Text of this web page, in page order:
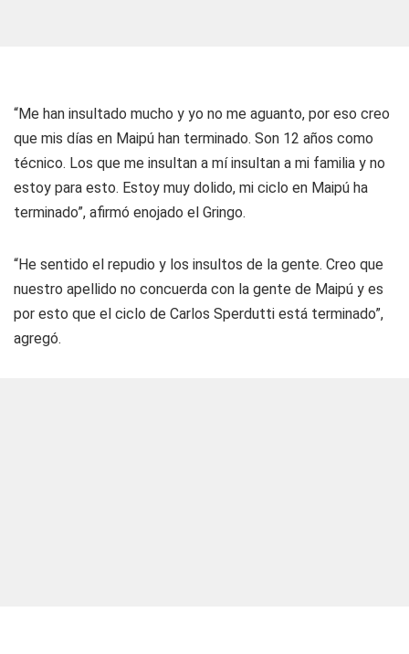
“Me han insultado mucho y yo no me aguanto, por eso creo
que mis días en Maipú han terminado. Son 12 años como
técnico. Los que me insultan a mí insultan a mi familia y no
estoy para esto. Estoy muy dolido, mi ciclo en Maipú ha
terminado”, afirmó enojado el Gringo.
“He sentido el repudio y los insultos de la gente. Creo que
nuestro apellido no concuerda con la gente de Maipú y es
por esto que el ciclo de Carlos Sperdutti está terminado”,
agregó.